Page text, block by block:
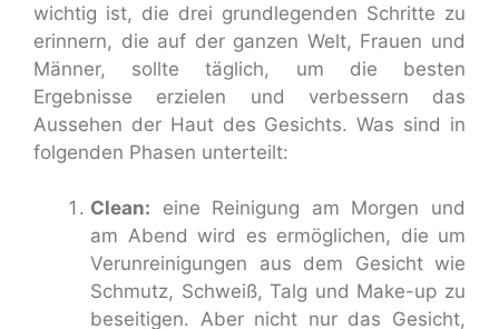
wichtig ist, die drei grundlegenden Schritte zu
erinnern, die auf der ganzen Welt, Frauen und
Männer, sollte täglich, um die besten
Ergebnisse erzielen und verbessern das
Aussehen der Haut des Gesichts. Was sind in
folgenden Phasen unterteilt:
Clean: eine Reinigung am Morgen und
am Abend wird es ermöglichen, die um
Verunreinigungen aus dem Gesicht wie
Schmutz, Schweiß, Talg und Make-up zu
beseitigen. Aber nicht nur das Gesicht,